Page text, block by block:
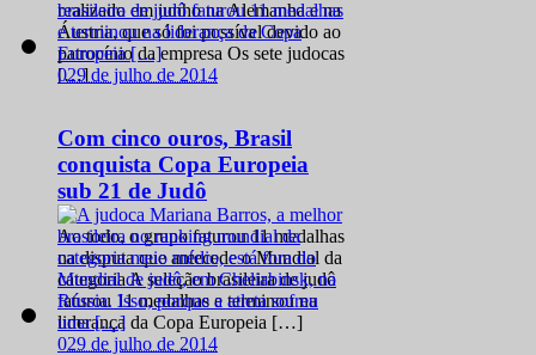
realizado em junho na Alemanha e na
Áustria, que só foi possível devido ao
patrocínio da empresa Os sete judocas
[…]
029 de julho de 2014
Com cinco ouros, Brasil
conquista Copa Europeia
sub 21 de Judô
Ao todo, o grupo faturou 11 medalhas
na disputa que antecede o Mundial da
categoria A seleção brasileira de judô
faturou 11 medalhas e terminou na
liderança da Copa Europeia […]
029 de julho de 2014